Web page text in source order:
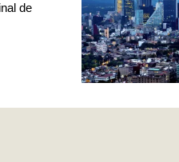
de